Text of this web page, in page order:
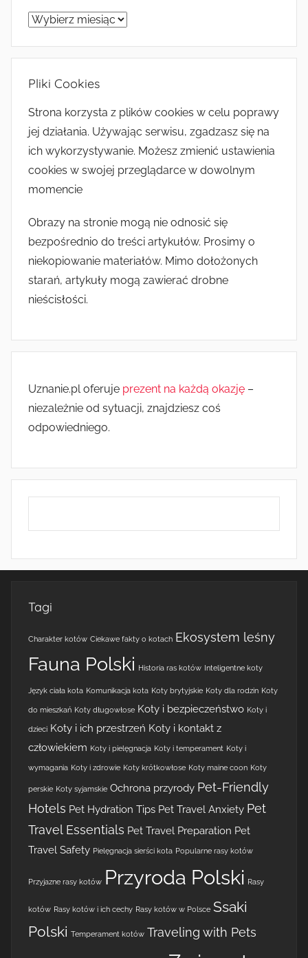
Archiwum
Pliki Cookies
Strona korzysta z plików cookies w celu poprawy
jej działania. Używając serwisu, zgadzasz się na
ich wykorzystywanie. Możesz zmienić ustawienia
cookies w swojej przeglądarce w dowolnym
momencie
Obrazy na stronie mogą nie odnosić się
bezpośrednio do treści artykułów. Prosimy o
niekopiowanie materiałów. Mimo dołożonych
starań, artykuły mogą zawierać drobne
nieścisłości.
Uznanie.pl oferuje prezent na każdą okazję –
niezależnie od sytuacji, znajdziesz coś
odpowiedniego.
Tagi
Charakter kotów Ciekawe fakty o kotach Ekosystem leśny
Fauna Polski Historia ras kotów Inteligentne koty
Język ciała kota Komunikacja kota Koty brytyjskie Koty dla rodzin Koty
do mieszkań Koty długowłose Koty i bezpieczeństwo Koty i
dzieci Koty i ich przestrzeń Koty i kontakt z
człowiekiem Koty i pielęgnacja Koty i temperament Koty i
wymagania Koty i zdrowie Koty krótkowłose Koty maine coon Koty
perskie Koty syjamskie Ochrona przyrody Pet-Friendly
Hotels Pet Hydration Tips Pet Travel Anxiety Pet
Travel Essentials Pet Travel Preparation Pet
Travel Safety Pielęgnacja sierści kota Popularne rasy kotów
Przyjazne rasy kotów Przyroda Polski Rasy
kotów Rasy kotów i ich cechy Rasy kotów w Polsce Ssaki
Polski Temperament kotów Traveling with Pets